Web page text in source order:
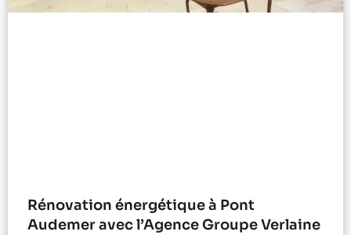
Rénovation énergétique à Pont
Audemer avec l’Agence Groupe Verlaine